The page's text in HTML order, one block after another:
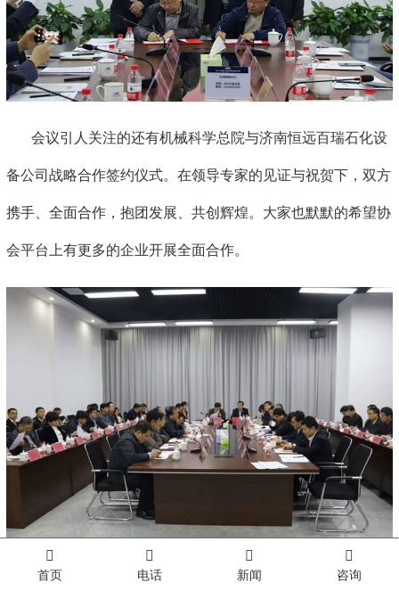
会议引人关注的还有机械科学总院与济南恒远百瑞石化设
备公司战略合作签约仪式。在领导专家的见证与祝贺下，双方
携手、全面合作，抱团发展、共创辉煌。大家也默默的希望协
会平台上有更多的企业开展全面合作。
首页 电话 新闻 咨询